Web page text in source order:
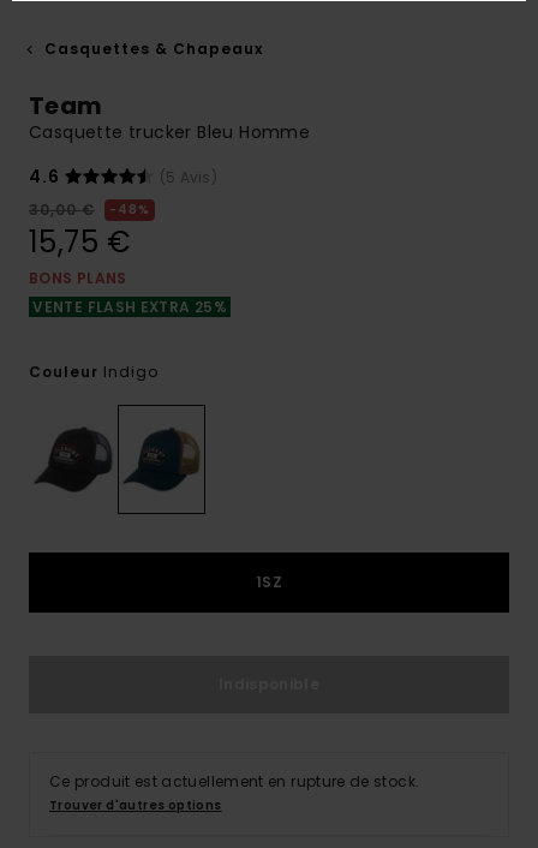
Casquettes & Chapeaux
Team
Casquette trucker Bleu Homme
4.6
(5 Avis)
30,00 €
48%
15,75 €
BONS PLANS
VENTE FLASH EXTRA 25%
Couleur Indigo
1SZ
Ce produit est actuellement en rupture de stock.
Trouver d'autres options